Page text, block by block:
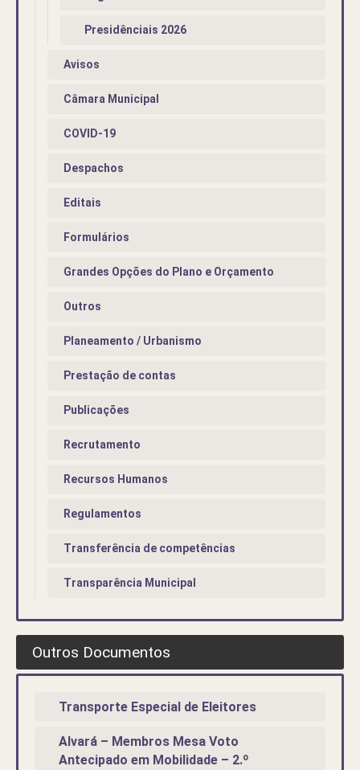
Presidênciais 2026
Avisos
Câmara Municipal
COVID-19
Despachos
Editais
Formulários
Grandes Opções do Plano e Orçamento
Outros
Planeamento / Urbanismo
Prestação de contas
Publicações
Recrutamento
Recursos Humanos
Regulamentos
Transferência de competências
Transparência Municipal
Outros Documentos
Transporte Especial de Eleitores
Alvará – Membros Mesa Voto
Antecipado em Mobilidade – 2.º